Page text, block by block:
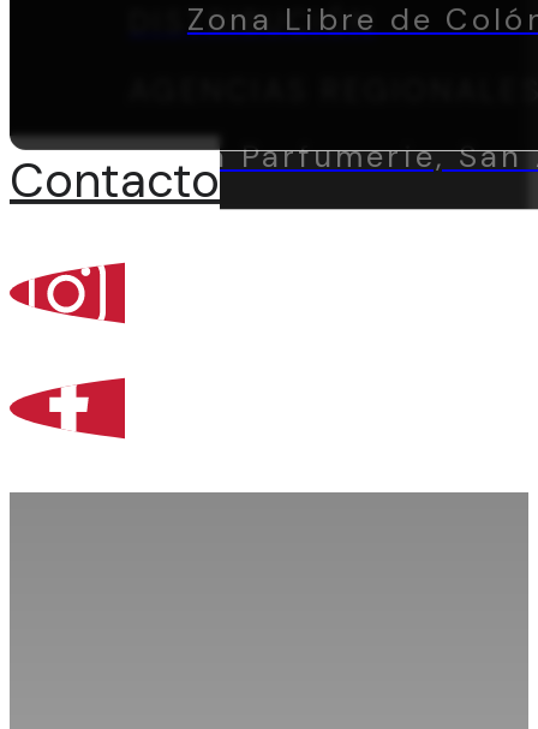
DISTRIBUCIÓN
La Parfumerie,
Percoint, Bogotá
Contacto
Zona Libre de
Contacto